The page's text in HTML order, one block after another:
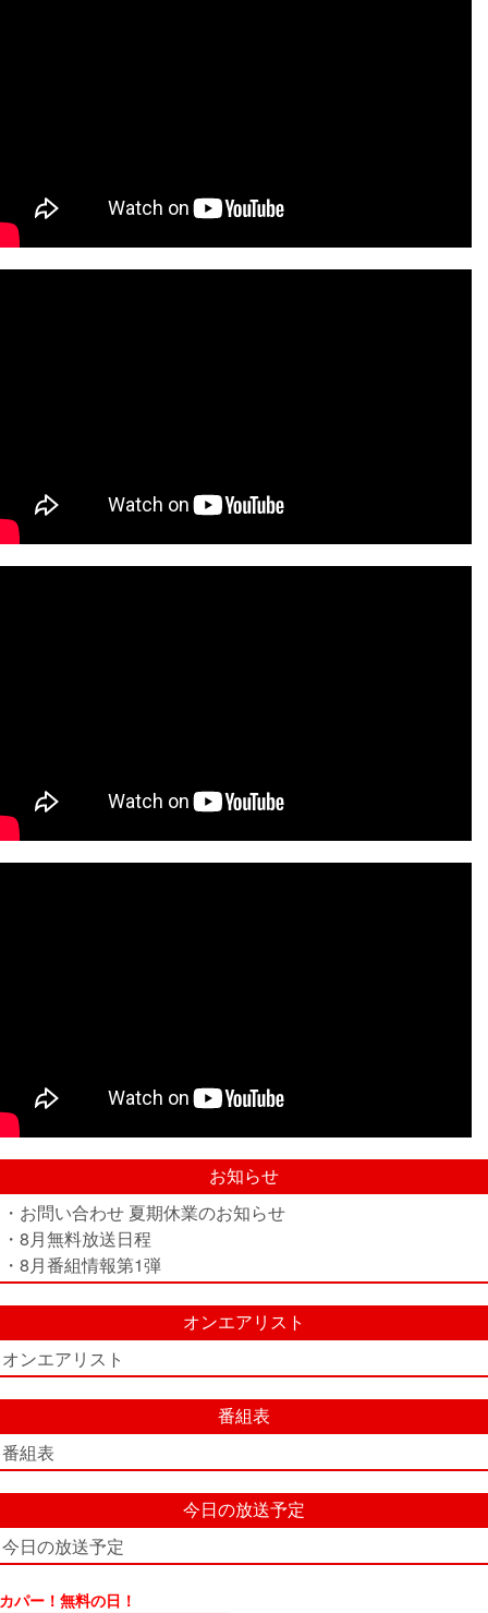
お知らせ
・お問い合わせ 夏期休業のお知らせ
・8月無料放送日程
・8月番組情報第1弾
オンエアリスト
オンエアリスト
番組表
番組表
今日の放送予定
今日の放送予定
パー！無料の日！